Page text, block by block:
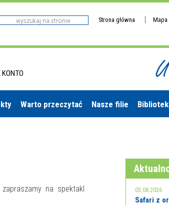
Strona główna Mapa
KONTO
Warto przeczytać Nasze filie
na spektakl
03.08.2026
Safari z